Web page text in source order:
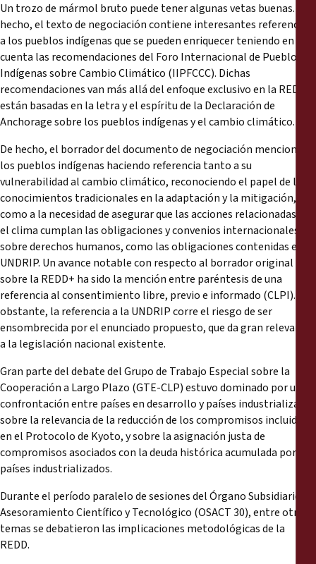
Un trozo de mármol bruto puede tener algunas vetas buenas. De
hecho, el texto de negociación contiene interesantes referencias
a los pueblos indígenas que se pueden enriquecer teniendo en
cuenta las recomendaciones del Foro Internacional de Pueblos
Indígenas sobre Cambio Climático (IIPFCCC). Dichas
recomendaciones van más allá del enfoque exclusivo en la REDD, y
están basadas en la letra y el espíritu de la Declaración de
Anchorage sobre los pueblos indígenas y el cambio climático.
De hecho, el borrador del documento de negociación menciona
los pueblos indígenas haciendo referencia tanto a su
vulnerabilidad al cambio climático, reconociendo el papel de los
conocimientos tradicionales en la adaptación y la mitigación,
como a la necesidad de asegurar que las acciones relacionadas con
el clima cumplan las obligaciones y convenios internacionales
sobre derechos humanos, como las obligaciones contenidas en la
UNDRIP. Un avance notable con respecto al borrador original
sobre la REDD+ ha sido la mención entre paréntesis de una
referencia al consentimiento libre, previo e informado (CLPI). No
obstante, la referencia a la UNDRIP corre el riesgo de ser
ensombrecida por el enunciado propuesto, que da gran relevancia
a la legislación nacional existente.
Gran parte del debate del Grupo de Trabajo Especial sobre la
Cooperación a Largo Plazo (GTE-CLP) estuvo dominado por una
confrontación entre países en desarrollo y países industrializados
sobre la relevancia de la reducción de los compromisos incluidos
en el Protocolo de Kyoto, y sobre la asignación justa de
compromisos asociados con la deuda histórica acumulada por los
países industrializados.
Durante el período paralelo de sesiones del Órgano Subsidiario de
Asesoramiento Científico y Tecnológico (OSACT 30), entre otros
temas se debatieron las implicaciones metodológicas de la
REDD.